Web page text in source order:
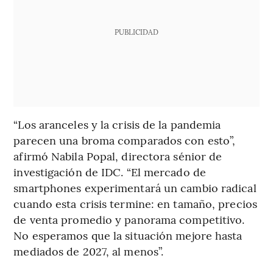
PUBLICIDAD
“Los aranceles y la crisis de la pandemia
parecen una broma comparados con esto”,
afirmó Nabila Popal, directora sénior de
investigación de IDC. “El mercado de
smartphones experimentará un cambio radical
cuando esta crisis termine: en tamaño, precios
de venta promedio y panorama competitivo.
No esperamos que la situación mejore hasta
mediados de 2027, al menos”.